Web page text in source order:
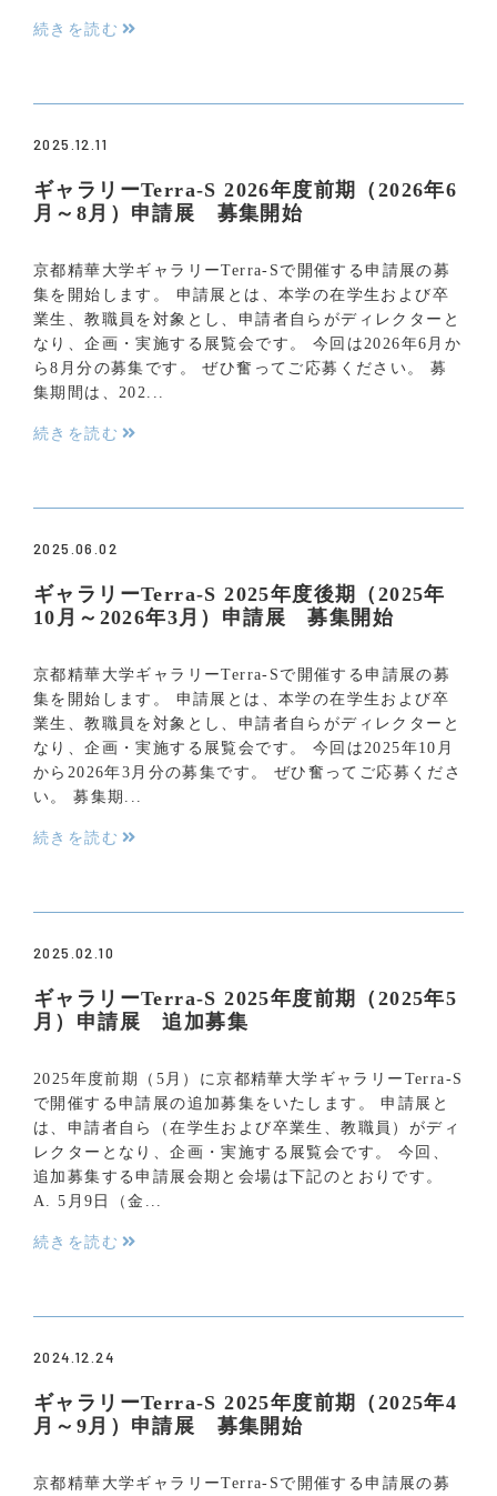
続きを読む
2025.12.11
ギャラリーTerra-S 2026年度前期（2026年6
月～8月）申請展 募集開始
京都精華大学ギャラリーTerra-Sで開催する申請展の募
集を開始します。 申請展とは、本学の在学生および卒
業生、教職員を対象とし、申請者自らがディレクターと
なり、企画・実施する展覧会です。 今回は2026年6月か
ら8月分の募集です。 ぜひ奮ってご応募ください。 募
集期間は、202...
続きを読む
2025.06.02
ギャラリーTerra-S 2025年度後期（2025年
10月～2026年3月）申請展 募集開始
京都精華大学ギャラリーTerra-Sで開催する申請展の募
集を開始します。 申請展とは、本学の在学生および卒
業生、教職員を対象とし、申請者自らがディレクターと
なり、企画・実施する展覧会です。 今回は2025年10月
から2026年3月分の募集です。 ぜひ奮ってご応募くださ
い。 募集期...
続きを読む
2025.02.10
ギャラリーTerra-S 2025年度前期（2025年5
月）申請展 追加募集
2025年度前期（5月）に京都精華大学ギャラリーTerra-S
で開催する申請展の追加募集をいたします。 申請展と
は、申請者自ら（在学生および卒業生、教職員）がディ
レクターとなり、企画・実施する展覧会です。 今回、
追加募集する申請展会期と会場は下記のとおりです。
A. 5月9日（金...
続きを読む
2024.12.24
ギャラリーTerra-S 2025年度前期（2025年4
月～9月）申請展 募集開始
京都精華大学ギャラリーTerra-Sで開催する申請展の募